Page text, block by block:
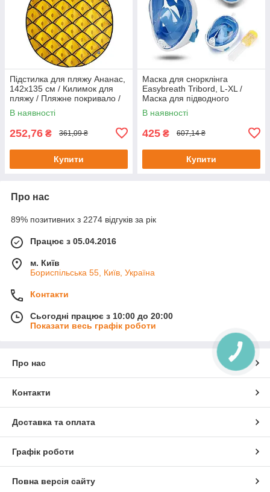
Підстилка для пляжу Ананас,
142х135 см / Килимок для
пляжу / Пляжне покривало /
Пляжний килимок
В наявності
252,76 ₴ 361,09 ₴
Купити
Маска для снорклінга
Easybreath Tribord, L-XL /
Маска для підводного
плавання
В наявності
425 ₴ 607,14 ₴
Купити
Про нас
89% позитивних з 2274 відгуків за рік
Працює з 05.04.2016
м. Київ
Бориспільська 55, Київ, Україна
Контакти
Сьогодні працює з 10:00 до 20:00
Показати весь графік роботи
Про нас
Контакти
Доставка та оплата
Графік роботи
Повна версія сайту